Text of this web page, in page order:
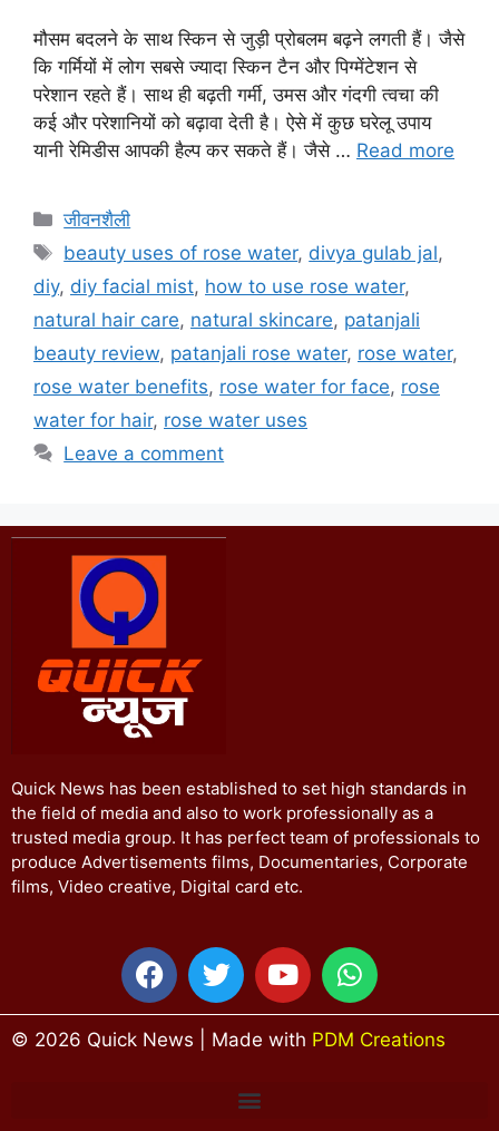
मौसम बदलने के साथ स्किन से जुड़ी प्रोबलम बढ़ने लगती हैं। जैसे
कि गर्मियों में लोग सबसे ज्यादा स्किन टैन और पिग्मेंटेशन से
परेशान रहते हैं। साथ ही बढ़ती गर्मी, उमस और गंदगी त्वचा की
कई और परेशानियों को बढ़ावा देती है। ऐसे में कुछ घरेलू उपाय
यानी रेमिडीस आपकी हैल्प कर सकते हैं। जैसे … Read more
जीवनशैली
beauty uses of rose water, divya gulab jal,
diy, diy facial mist, how to use rose water,
natural hair care, natural skincare, patanjali
beauty review, patanjali rose water, rose water,
rose water benefits, rose water for face, rose
water for hair, rose water uses
Leave a comment
Quick News has been established to set high standards in
the field of media and also to work professionally as a
trusted media group. It has perfect team of professionals to
produce Advertisements films, Documentaries, Corporate
films, Video creative, Digital card etc.
© 2026 Quick News | Made with PDM Creations